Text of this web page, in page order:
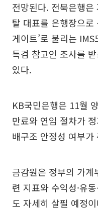
전망된다. 전북은행
탈 대표를 은행장으로
게이트’로 불리는
특검 참고인 조사를
있다.
KB국민은행은 11월
만료와 연임 절차가
배구조 안정성 여부가
금감원은 정부의 가
련 지표와 수익성·유
도 자세히 살필 예정